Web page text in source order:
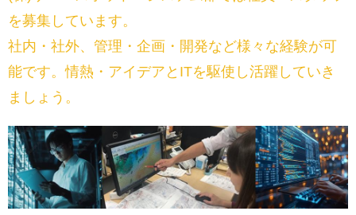
を募集しています。
社内・社外、管理・企画・開発など様々な経験が可
能です。情熱・アイデアとITを駆使し活躍していき
ましょう。